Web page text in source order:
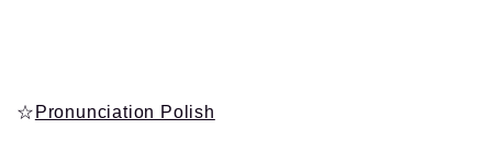
☆ Pronunciation Polish